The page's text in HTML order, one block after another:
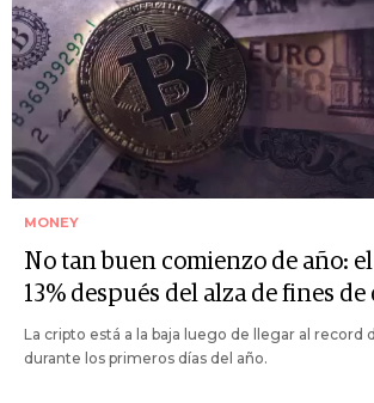
MONEY
No tan buen comienzo de año:
13% después del alza de fines
La cripto está a la baja luego de llegar al record
durante los primeros días del año.